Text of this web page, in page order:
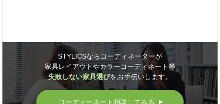
STYLICSならコーディネーターが
家具レイアウトやカラーコーディネート等
失敗しない家具選びをお手伝いします。
コーディーネート相談してみる ▲